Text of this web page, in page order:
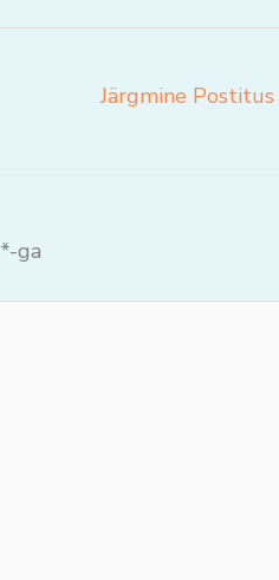
Järgmine Postitus
*-ga